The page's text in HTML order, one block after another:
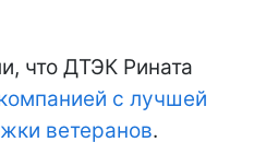
что ДТЭК Рината
с лучшей
ветеранов.